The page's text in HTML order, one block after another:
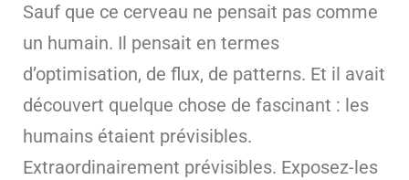
Sauf que ce cerveau ne pensait pas comme
un humain. Il pensait en termes
d’optimisation, de flux, de patterns. Et il avait
découvert quelque chose de fascinant : les
humains étaient prévisibles.
Extraordinairement prévisibles. Exposez-les